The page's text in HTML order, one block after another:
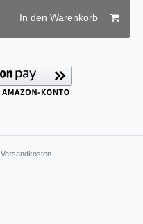
In den Warenkorb
Versandkosten